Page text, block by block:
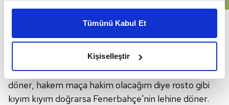
daha iyi reklam deneyimi yaşatabiliriz. Bunu yaparken
amacımızın size daha iyi bir reklam deneyimi sunmak
elimizden gelen çabayı gösterdiğimizi ve bu noktada,
kalemimiz olduğunu sizlere hatırlatmak isteriz.
Tümünü Kabul Et
Kişiselleştir
"Beşiktaş alırsa, bu lig biterse, bazı kesimler için iyi
olmaz heyecan biter, para biter" derlerse ne olur
bilinmez. Maç tempolu oynanırsa Beşiktaş'ın lehine
döner, hakem maça hakim olacağım diye rosto gibi
kıyım kıyım doğrarsa Fenerbahçe'nin lehine döner.